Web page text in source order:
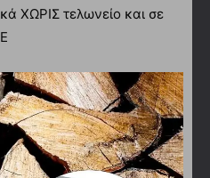
ΧΩΡΙΣ τελωνείο και σε